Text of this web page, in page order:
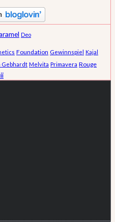
Deo
Foundation Gewinnspiel Kajal
Gebhardt Melvita Primavera Rouge